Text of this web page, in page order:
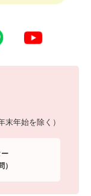
末年始を除く）
ー
）